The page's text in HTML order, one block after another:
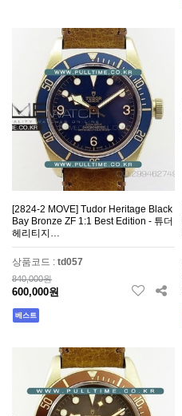
[2824-2 MOVE] Tudor Heritage Black
Bay Bronze ZF 1:1 Best Edition - 튜더
헤리티지…
상품코드 : td057
840,000원
600,000원
베스트